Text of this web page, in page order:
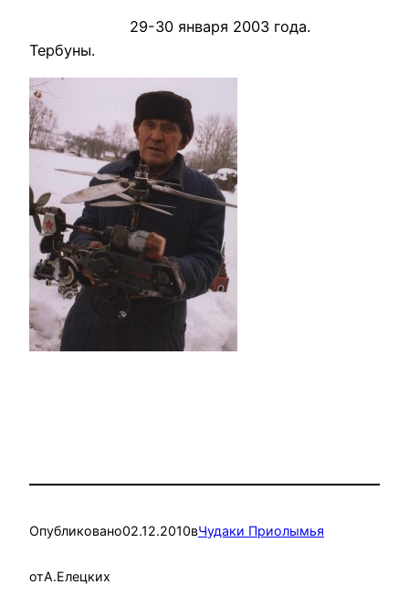
29-30 января 2003 года.
Тербуны.
Опубликовано02.12.2010вЧудаки Приолымья
отА.Елецких